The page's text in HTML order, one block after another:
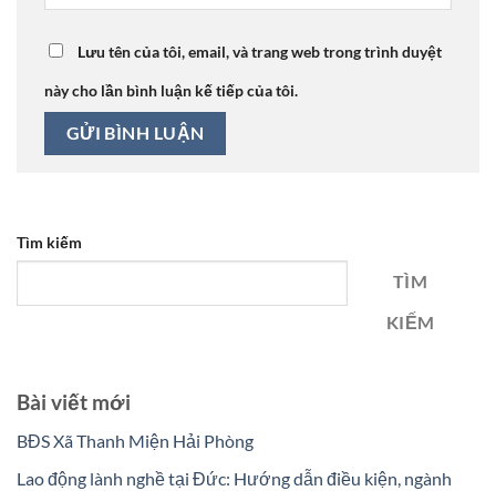
Lưu tên của tôi, email, và trang web trong trình duyệt
này cho lần bình luận kế tiếp của tôi.
Tìm kiếm
TÌM
KIẾM
Bài viết mới
BĐS Xã Thanh Miện Hải Phòng
Lao động lành nghề tại Đức: Hướng dẫn điều kiện, ngành